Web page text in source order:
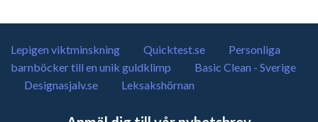
Lepigen viktminskning Quicktest.se
Personliga
barnböcker till en unik guldklimp
Basic Clean - Sverige
Designasjalv.se
Leksakshörnan